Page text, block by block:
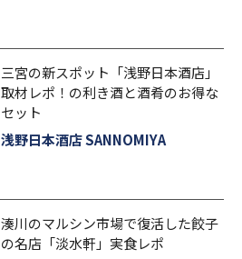
三宮の新スポット「浅野日本酒店」
取材レポ！の利き酒と酒肴のお得な
セット
浅野日本酒店 SANNOMIYA
湊川のマルシン市場で復活した餃子
の名店「淡水軒」実食レポ